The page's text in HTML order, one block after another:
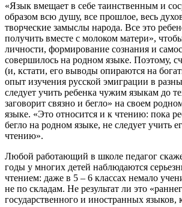
«Язык вмещает в себе таинственным и
образом всю душу, все прошлое, весь
творческие замыслы народа. Все это
получить вместе с молоком матери»,
личности, формирование сознания и
совершилось на родном языке. Поэтому,
(и, кстати, его выводы опираются на
опыт изучения русской эмиграции в
следует учить ребенка чужим языкам до
заговорит связно и бегло» на своем
языке. «Это относится и к чтению: пока
бегло на родном языке, не следует учить
чтению».
Любой работающий в школе педагог
годы у многих детей наблюдаются
чтением: даже в 5 – 6 классах немало
не по складам. Не результат ли это
государственного и иностранных языков,